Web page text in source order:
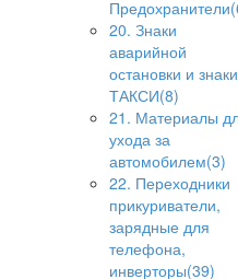
20. Знаки
аварийной
остановки и знаки
ТАКСИ(8)
21. Материалы
ухода за
автомобилем(3)
22. Переходники
прикуриватели,
зарядные для
телефона,
инверторы(39)